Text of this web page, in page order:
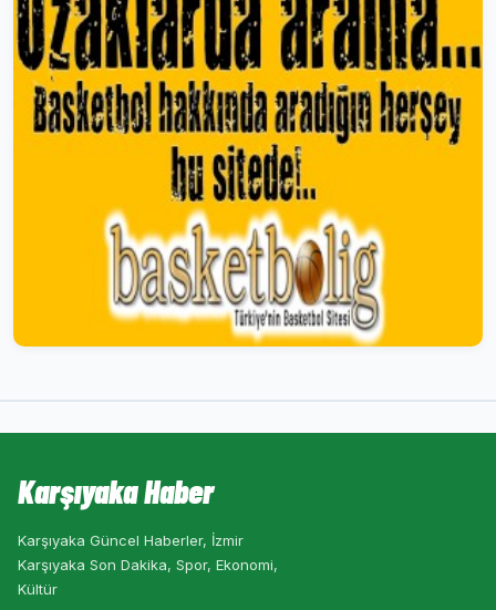
Karşıyaka Haber
Karşıyaka Güncel Haberler, İzmir
Karşıyaka Son Dakika, Spor, Ekonomi,
Kültür